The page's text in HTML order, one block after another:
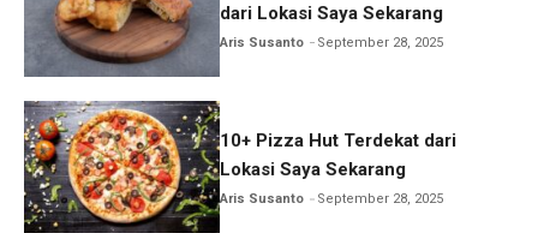
dari Lokasi Saya Sekarang
Aris Susanto September 28, 2025
10+ Pizza Hut Terdekat dari
Lokasi Saya Sekarang
Aris Susanto September 28, 2025